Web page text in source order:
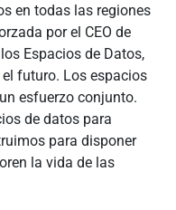
en todas las regiones
por el CEO de
Espacios de Datos,
futuro. Los espacios
esfuerzo conjunto.
de datos para
para disponer
la vida de las